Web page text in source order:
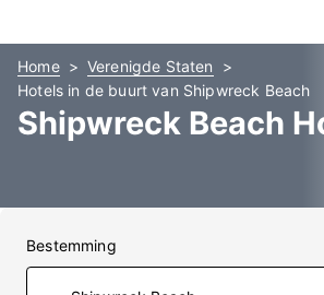
Home
Verenigde Staten
Hotels in de buurt van Shipwreck Beach
Shipwreck Beach
Bestemming